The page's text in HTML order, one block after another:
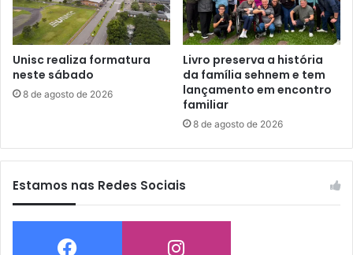
Unisc realiza formatura
neste sábado
8 de agosto de 2026
Livro preserva a história
da família sehnem e tem
lançamento em encontro
familiar
8 de agosto de 2026
Estamos nas Redes Sociais